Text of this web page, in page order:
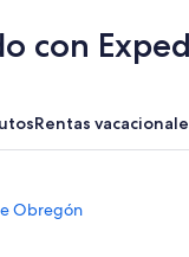
con
Rentas
Obregón